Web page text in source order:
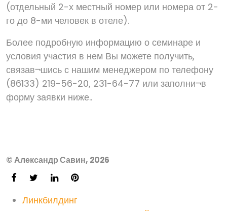
(отдельный 2-х местный номер или номера от 2-
го до 8-ми человек в отеле).
Более подробную информацию о семинаре и
условия участия в нем Вы можете получить,
связав¬шись с нашим менеджером по телефону
(86133) 219-56-20, 231-64-77 или заполни¬в
форму заявки ниже..
© Александр Савин, 2026
Линкбилдинг